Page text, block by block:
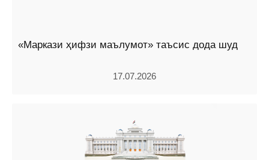
«Маркази ҳифзи маълумот» таъсис дода шуд
17.07.2026